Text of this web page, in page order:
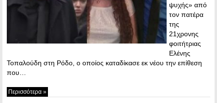
ψυχής» από
τον πατέρα
της
21χρονης
φοιτήτριας
Ελένης
Τοπαλούδη στη Ρόδο, ο οποίος καταδίκασε εκ νέου την επίθεση
που…
Περισσότερα »